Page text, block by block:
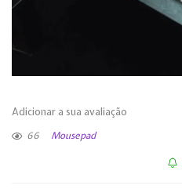
Adicionar a sua avaliação
66 Mousepad